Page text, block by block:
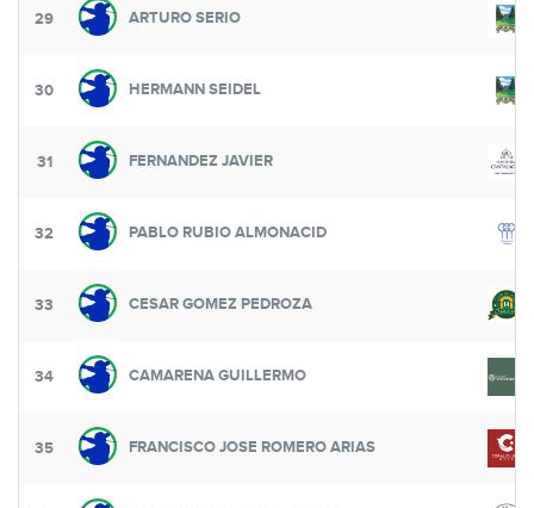
29 ARTURO SERIO
30 HERMANN SEIDEL
31 FERNANDEZ JAVIER
32 PABLO RUBIO ALMONACID
33 CESAR GOMEZ PEDROZA
34 CAMARENA GUILLERMO
35 FRANCISCO JOSE ROMERO ARIAS